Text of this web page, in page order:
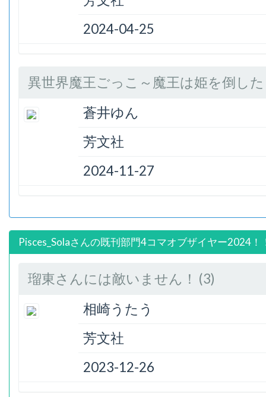
2024-04-25
異世界魔王ごっこ～魔王は姫を倒し
蒼井ゆん
芳文社
2024-11-27
Pisces_Solaさんの既刊部門4コマオブザイヤー2024！
瑠東さんには敵いません！ (3)
相崎うたう
芳文社
2023-12-26